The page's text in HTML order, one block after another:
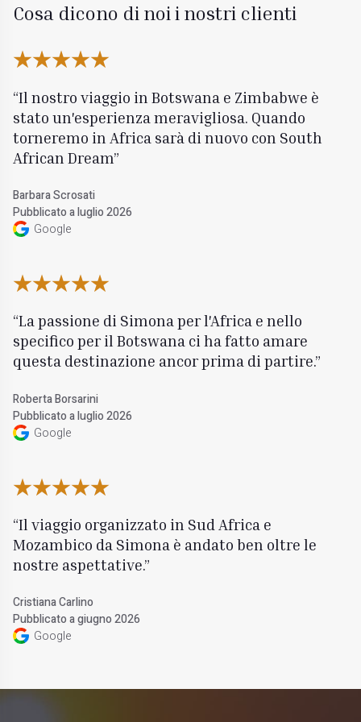
Cosa dicono di noi i nostri clienti
Il nostro viaggio in Botswana e Zimbabwe è
stato un'esperienza meravigliosa. Quando
torneremo in Africa sarà di nuovo con South
African Dream
Barbara Scrosati
Pubblicato a luglio 2026
Google
La passione di Simona per l'Africa e nello
specifico per il Botswana ci ha fatto amare
questa destinazione ancor prima di partire.
Roberta Borsarini
Pubblicato a luglio 2026
Google
Il viaggio organizzato in Sud Africa e
Mozambico da Simona è andato ben oltre le
nostre aspettative.
Cristiana Carlino
Pubblicato a giugno 2026
Google